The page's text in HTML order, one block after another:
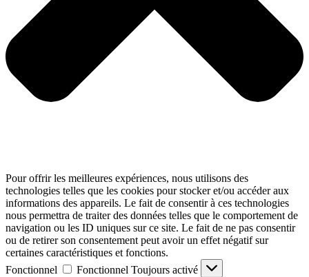
Pour offrir les meilleures expériences, nous utilisons des
technologies telles que les cookies pour stocker et/ou accéder aux
informations des appareils. Le fait de consentir à ces technologies
nous permettra de traiter des données telles que le comportement de
navigation ou les ID uniques sur ce site. Le fait de ne pas consentir
ou de retirer son consentement peut avoir un effet négatif sur
certaines caractéristiques et fonctions.
Fonctionnel
Fonctionnel Toujours activé